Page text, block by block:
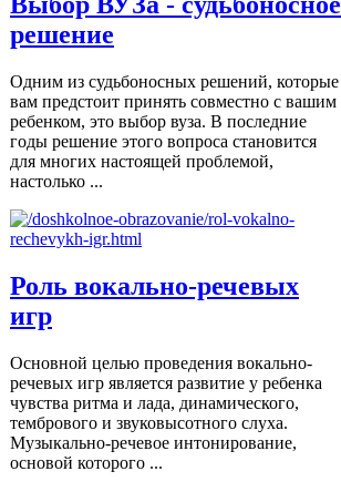
решение
Одним из судьбоносных решений, которые
вам предстоит принять совместно с вашим
ребенком, это выбор вуза. В последние
годы решение этого вопроса становится
для многих настоящей проблемой,
настолько ...
Роль вокально-речевых
игр
Основной целью проведения вокально-
речевых игр является развитие у ребенка
чувства ритма и лада, динамического,
тембрового и звуковысотного слуха.
Музыкально-речевое интонирование,
основой которого ...